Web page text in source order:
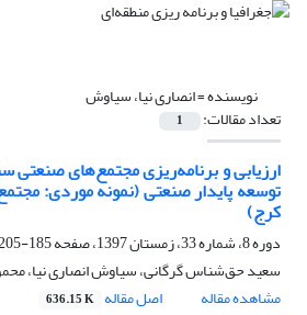
نویسنده =انصاری نیا، سیاوش
تعداد مقالات: 1
ارزیابی و برنامه‌ریزی مجتمع‌های صنعتی
توسعه پایدار صنعتی (نمونه موردی:
کرج)
دوره 8، شماره 33، زمستان 1397، صفحه
185-205
سعید حق‌شناس گرگانی، سیاوش انصاری نیا،
مشاهده مقاله
اصل مقاله 636.15 K